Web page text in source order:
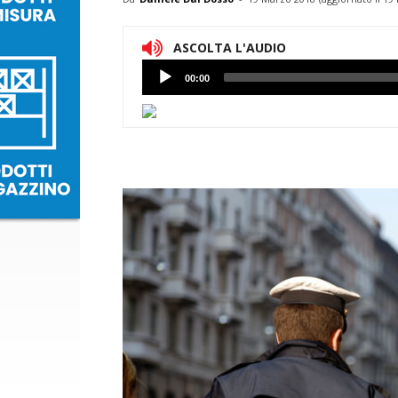
ASCOLTA L'AUDIO
Lettore
Audio
00:00